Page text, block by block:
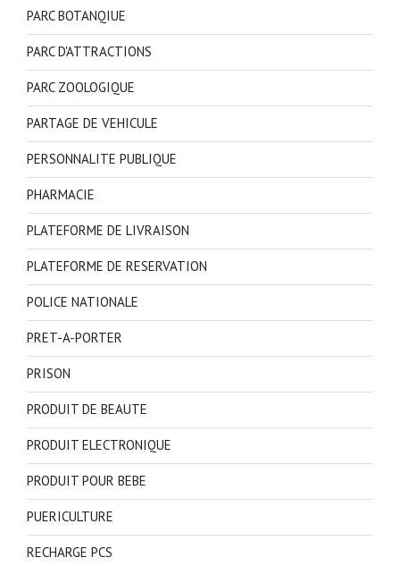
PARC BOTANQIUE
PARC D'ATTRACTIONS
PARC ZOOLOGIQUE
PARTAGE DE VEHICULE
PERSONNALITE PUBLIQUE
PHARMACIE
PLATEFORME DE LIVRAISON
PLATEFORME DE RESERVATION
POLICE NATIONALE
PRET-A-PORTER
PRISON
PRODUIT DE BEAUTE
PRODUIT ELECTRONIQUE
PRODUIT POUR BEBE
PUERICULTURE
RECHARGE PCS